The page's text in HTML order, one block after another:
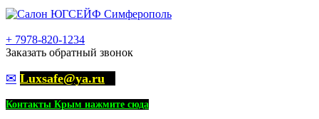
+ 7978-820-1234
Заказать обратный звонок
✉ Luxsafe@ya.ru
Контакты Крым нажмите сюда